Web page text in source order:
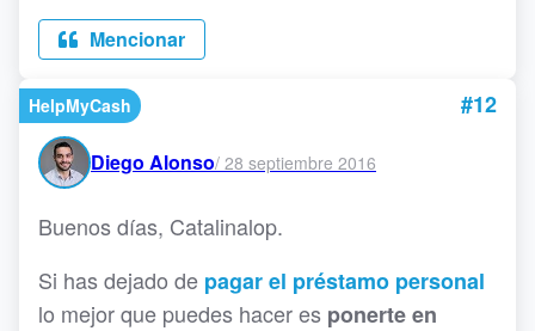
Mencionar
HelpMyCash #12
Diego Alonso/ 28 septiembre 2016
Buenos días, Catalinalop.
Si has dejado de pagar el préstamo personal
lo mejor que puedes hacer es ponerte en